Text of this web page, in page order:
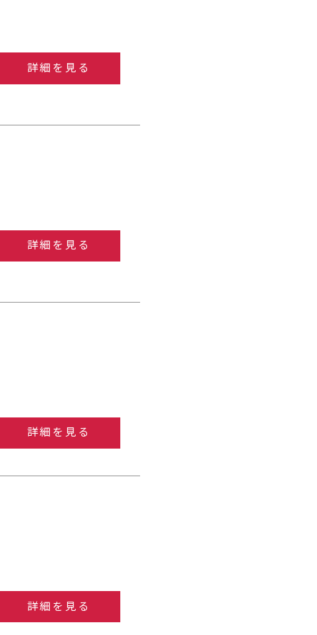
詳細を見る
詳細を見る
詳細を見る
詳細を見る